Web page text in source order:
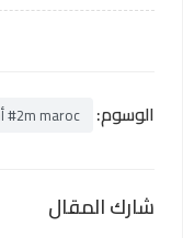
الوسوم: #2m maroc أخبار
شارك المقال